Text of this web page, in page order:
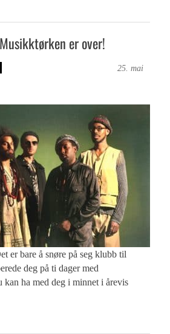
er over!
25. mai
er bare å snøre på seg klubb til
deg på ti dager med
kan ha med deg i minnet i årevis